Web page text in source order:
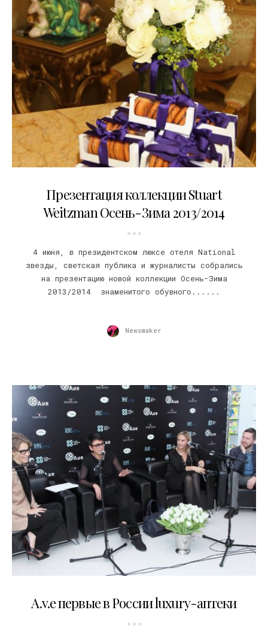
Презентация коллекции Stuart
Weitzman Осень-Зима 2013/2014
4 июня, в президентском люксе отеля National
звезды, светская публика и журналисты собрались
на презентацию новой коллекции Осень-Зима
2013/2014 знаменитого обувного......
Newsmaker
A.v.e первые в России luxury-аптеки